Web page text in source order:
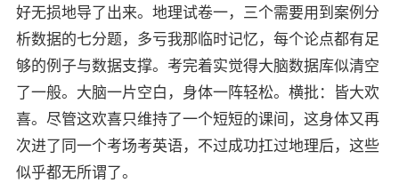
好无损地导了出来。地理试卷一，三个需要用到案例分
析数据的七分题，多亏我那临时记忆，每个论点都有足
够的例子与数据支撑。考完着实觉得大脑数据库似清空
了一般。大脑一片空白，身体一阵轻松。横批：皆大欢
喜。尽管这欢喜只维持了一个短短的课间，这身体又再
次进了同一个考场考英语，不过成功扛过地理后，这些
似乎都无所谓了。